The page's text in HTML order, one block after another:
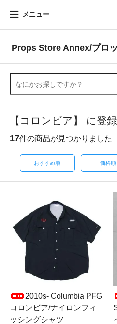
メニュー
Props Store Annex/プロ
【コロンビア】 に登
17件の商品が見つかりました
おすすめ順 価格順
2010s- Columbia PFG
コロンビア/ナイロンフィ
ッシングシャツ